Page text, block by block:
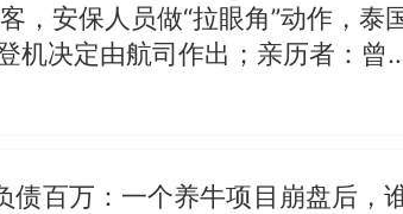
，安保人员做“拉眼角”动作，泰
机决定由航司作出；亲历者：曾
债百万：一个养牛项目崩盘后，